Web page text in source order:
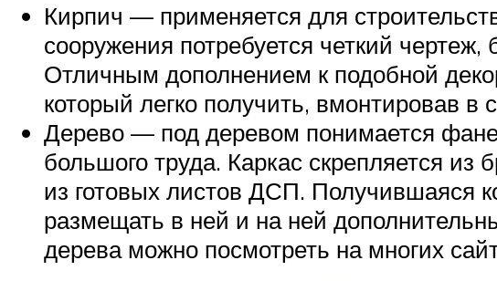
Кирпич — применяется для
сооружения потребуется четкий
Отличным дополнением к подобной
который легко получить, вмонтировав в
Дерево — под деревом понимается
большого труда. Каркас скрепляется из
из готовых листов ДСП. Получившаяся
размещать в ней и на ней
дерева можно посмотреть на многих